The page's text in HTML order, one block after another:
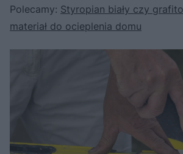
Polecamy: Styropian biały czy
materiał do ocieplenia domu